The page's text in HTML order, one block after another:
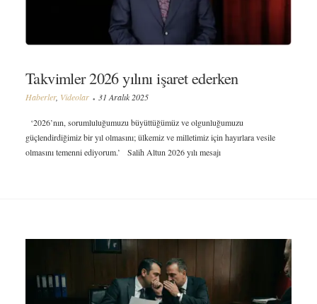
Takvimler 2026 yılını işaret ederken
Haberler, Videolar 31 Aralık 2025
‘2026’nın, sorumluluğumuzu büyüttüğümüz ve olgunluğumuzu
güçlendirdiğimiz bir yıl olmasını; ülkemiz ve milletimiz için hayırlara vesile
olmasını temenni ediyorum.’ Salih Altun 2026 yılı mesajı